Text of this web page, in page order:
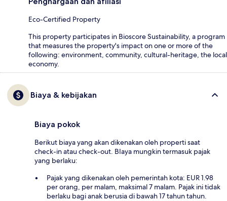
Eco-Certified Property
This property participates in Bioscore Sustainability, a program
that measures the property's impact on one or more of the
following: environment, community, cultural-heritage, the local
economy.
Biaya & kebijakan
Biaya pokok
Berikut biaya yang akan dikenakan oleh properti saat
check-in atau check-out. BIaya mungkin termasuk pajak
yang berlaku:
Pajak yang dikenakan oleh pemerintah kota: EUR 1.98
per orang, per malam, maksimal 7 malam. Pajak ini tidak
berlaku bagi anak berusia di bawah 17 tahun tahun.